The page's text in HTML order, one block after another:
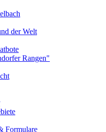
der Welt
Rangen"
Formulare